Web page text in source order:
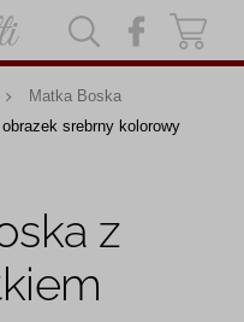
Matka Boska
srebrny kolorowy
z